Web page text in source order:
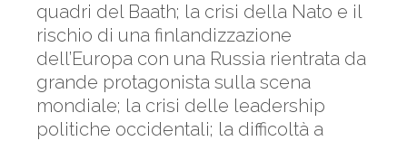
quadri del Baath; la crisi della Nato e il
rischio di una finlandizzazione
dell’Europa con una Russia rientrata da
grande protagonista sulla scena
mondiale; la crisi delle leadership
politiche occidentali; la difficoltà a